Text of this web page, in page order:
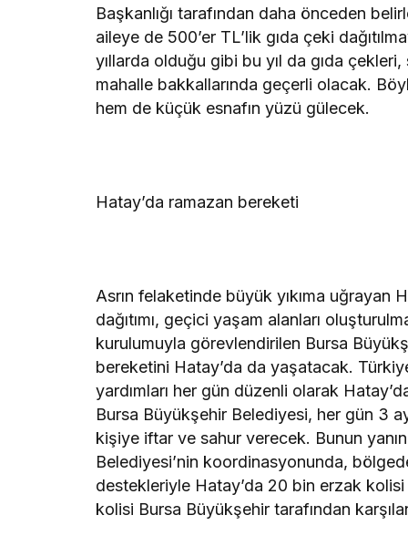
Başkanlığı tarafından daha önceden
aileye de 500’er TL’lik gıda çeki
yıllarda olduğu gibi bu yıl da gıda
mahalle bakkallarında geçerli olacak.
hem de küçük esnafın yüzü gülecek.
Hatay’da ramazan bereketi
Asrın felaketinde büyük yıkıma uğrayan
dağıtımı, geçici yaşam alanları
kurulumuyla görevlendirilen Bursa
bereketini Hatay’da da yaşatacak.
yardımları her gün düzenli olarak
Bursa Büyükşehir Belediyesi, her gün 3
kişiye iftar ve sahur verecek. Bunun
Belediyesi’nin koordinasyonunda,
destekleriyle Hatay’da 20 bin erzak kolisi
kolisi Bursa Büyükşehir tarafından